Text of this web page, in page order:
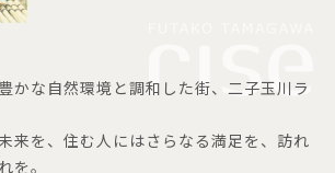
かな自然環境と調和した街、二子玉川ラ
来を、住む人にはさらなる満足を、訪れ
を。